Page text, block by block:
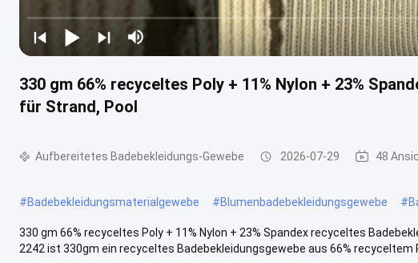
330 gm 66% recyceltes Poly + 11% Nylon + 23%
für Strand, Pool
Aufbereitetes Badebekleidungs-Gewebe 2026-07-29 48
#Badebekleidungsmaterialgewebe #Blumenbadebekleidungsgewebe #
330 gm 66% recyceltes Poly + 11% Nylon + 23% Spandex recyceltes
2242 ist 330gm ein recyceltes Badebekleidungsgewebe aus 66% recyceltem